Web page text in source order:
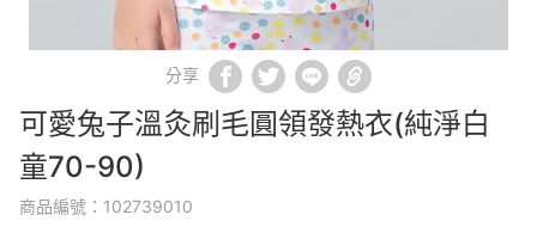
分享
可愛兔子溫灸刷毛圓領發熱衣(純淨白
童70-90)
商品編號：102739010